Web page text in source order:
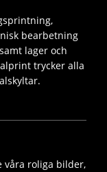
bearbetning
lager och
trycker alla
våra roliga bilder,